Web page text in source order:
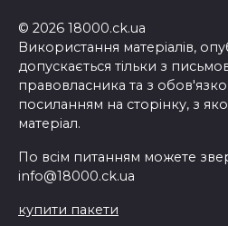
© 2026 18000.ck.ua
Використання матеріалів,
допускається тільки з
правовласника та з
посиланням на сторінку, з
матеріал.
По всім питанням можете
info@18000.ck.ua
купити пакети